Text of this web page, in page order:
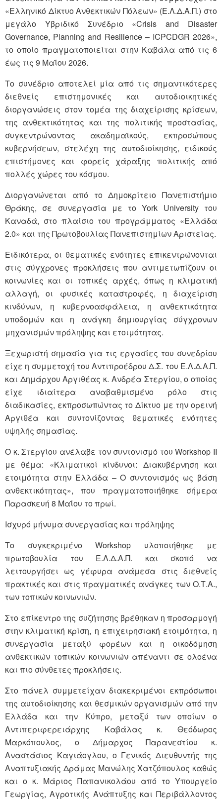
«Ελληνικό Δίκτυο Ανθεκτικών Πόλεων» (Ε.Λ.Δ.Α.Π.) στο
μεγάλο Υβριδικό Συνέδριο «Crisis and Disaster
Governance, Planning and Resilience – ICPCDGR 2026»,
το οποίο πραγματοποιείται στην Καβάλα από τις 6
έως τις 9 Μαΐου 2026.
Το συνέδριο αποτελεί μία από τις σημαντικότερες
διεθνείς επιστημονικές και αυτοδιοικητικές
διοργανώσεις στον τομέα της διαχείρισης κρίσεων,
της ανθεκτικότητας και της πολιτικής προστασίας,
συγκεντρώνοντας ακαδημαϊκούς, εκπροσώπους
κυβερνήσεων, στελέχη της αυτοδιοίκησης, ειδικούς
επιστήμονες και φορείς χάραξης πολιτικής από
πολλές χώρες του κόσμου.
Διοργανώνεται από το Δημοκρίτειο Πανεπιστήμιο
Θράκης, σε συνεργασία με το York University του
Καναδά, στο πλαίσιο του προγράμματος «Ελλάδα
2.0» και της Πρωτοβουλίας Πανεπιστημίων Αριστείας.
Ειδικότερα, οι θεματικές ενότητες επικεντρώνονται
στις σύγχρονες προκλήσεις που αντιμετωπίζουν οι
κοινωνίες και οι τοπικές αρχές, όπως η κλιματική
αλλαγή, οι φυσικές καταστροφές, η διαχείριση
κινδύνων, η κυβερνοασφάλεια, η ανθεκτικότητα
υποδομών και η ανάγκη δημιουργίας σύγχρονων
μηχανισμών πρόληψης και ετοιμότητας.
Ξεχωριστή σημασία για τις εργασίες του συνεδρίου
είχε η συμμετοχή του Αντιπροέδρου Δ.Σ. του Ε.Λ.Δ.Α.Π.
και Δημάρχου Αργιθέας κ. Ανδρέα Στεργίου, ο οποίος
είχε ιδιαίτερα αναβαθμισμένο ρόλο στις
διαδικασίες, εκπροσωπώντας το Δίκτυο με την ορεινή
Αργιθέα και συντονίζοντας θεματικές ενότητες
υψηλής σημασίας.
Ο κ. Στεργίου ανέλαβε τον συντονισμό του Workshop II
με θέμα: «Κλιματικοί κίνδυνοι: Διακυβέρνηση και
ετοιμότητα στην Ελλάδα – Ο συντονισμός ως βάση
ανθεκτικότητας», που πραγματοποιήθηκε σήμερα
Παρασκευή 8 Μαΐου το πρωί.
Ισχυρό μήνυμα συνεργασίας και πρόληψης
Το συγκεκριμένο Workshop υλοποιήθηκε με
πρωτοβουλία του Ε.Λ.Δ.Α.Π. και σκοπό να
λειτουργήσει ως γέφυρα ανάμεσα στις διεθνείς
πρακτικές και στις πραγματικές ανάγκες των Ο.Τ.Α.,
των τοπικών κοινωνιών.
Στο επίκεντρο της συζήτησης βρέθηκαν η προσαρμογή
στην κλιματική κρίση, η επιχειρησιακή ετοιμότητα, η
συνεργασία μεταξύ φορέων και η οικοδόμηση
ανθεκτικών τοπικών κοινωνιών απέναντι σε ολοένα
και πιο σύνθετες προκλήσεις.
Στο πάνελ συμμετείχαν διακεκριμένοι εκπρόσωποι
της αυτοδιοίκησης και θεσμικών οργανισμών από την
Ελλάδα και την Κύπρο, μεταξύ των οποίων ο
Αντιπεριφερειάρχης Καβάλας κ. Θεόδωρος
Μαρκόπουλος, ο Δήμαρχος Παρανεστίου κ.
Αναστάσιος Καγιάογλου, ο Γενικός Διευθυντής της
Αναπτυξιακής Δράμας Μανώλης Χατζόπουλος καθώς
και ο κ. Μάριος Παπανικολάου από το Υπουργείο
Γεωργίας, Αγροτικής Ανάπτυξης και Περιβάλλοντος